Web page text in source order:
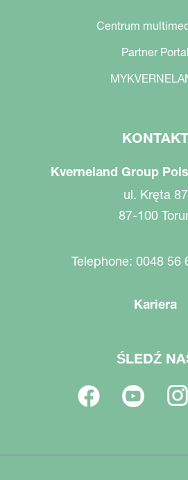
Centrum
Partner Portal
KONTAKT
Kverneland Group
ul. Kręta 87
87-100
Telephone: 0048 56
Kariera
ŚLEDŹ